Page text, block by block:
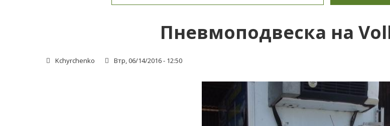
Пневмоподвеска на
Kchyrchenko Втр, 06/14/2016 - 12:50